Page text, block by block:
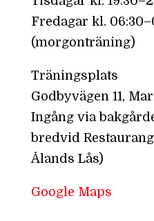
Fredagar kl.
(morgonträning)
Träningsplats
Godbyvägen 11,
Ingång via
bredvid
Ålands Lås)
Google Maps